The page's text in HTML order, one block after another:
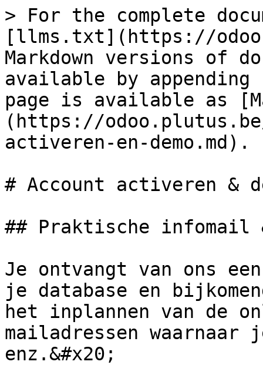
> For the complete
[llms.txt](https://
Markdown versions of
available by
page is available as
(https://
activeren-en-demo.md).
# Account activeren &
## Praktische infomail
Je ontvangt van ons
je database en
het inplannen van de
mailadressen waarnaar
enz.&#x20;